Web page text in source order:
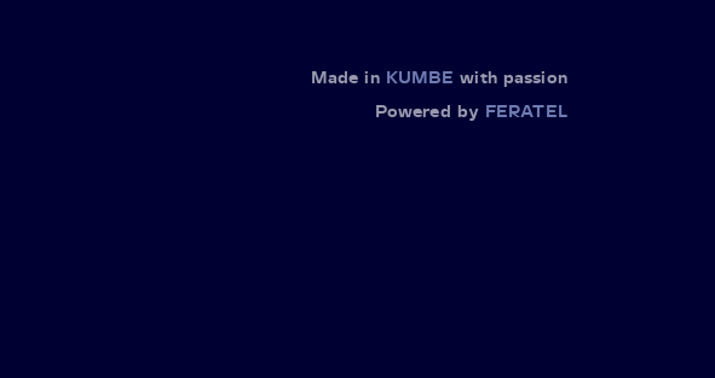
Made in KUMBE with passion
Powered by FERATEL